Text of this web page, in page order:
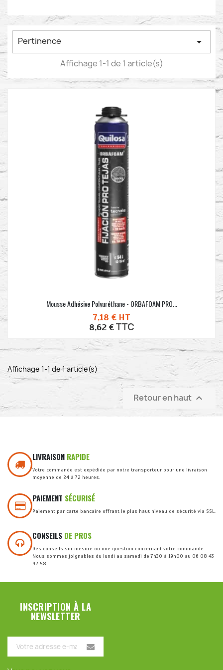
Pertinence 
Affichage 1-1 de 1 article(s)
Mousse Adhésive Polyuréthane - ORBAFOAM PRO...
7,18 € HT
8,62 € TTC
Affichage 1-1 de 1 article(s)
Retour en haut 
LIVRAISON RAPIDE
Votre commande est expédiée par notre transporteur pour une livraison
moyenne de 24 à 72 heures.
PAIEMENT SÉCURISÉ
Paiement par carte bancaire offrant le plus haut niveau de sécurité via SSL.
CONSEILS DE PROS
Des conseils sur mesure ou une question concernant votre commande.
Nous sommes joignables du lundi au samedi de 7h30 à 19h00 au 06 08 43
92 58.
INSCRIPTION À LA
NEWSLETTER